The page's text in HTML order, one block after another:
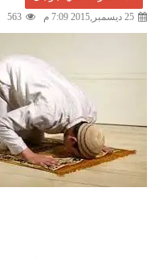
25 ديسمبر,2015 7:09 م
563